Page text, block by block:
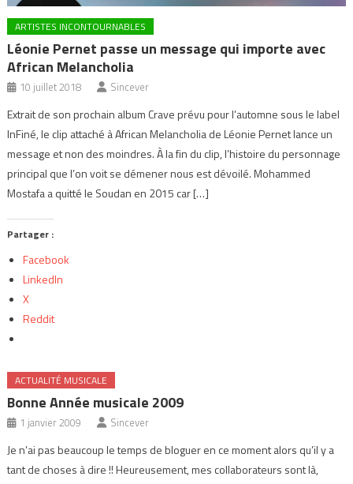
ARTISTES INCONTOURNABLES
Léonie Pernet passe un message qui importe avec
African Melancholia
10 juillet 2018 Sincever
Extrait de son prochain album Crave prévu pour l’automne sous le label
InFiné, le clip attaché à African Melancholia de Léonie Pernet lance un
message et non des moindres. À la fin du clip, l’histoire du personnage
principal que l’on voit se démener nous est dévoilé. Mohammed
Mostafa a quitté le Soudan en 2015 car […]
Partager :
Facebook
LinkedIn
X
Reddit
ACTUALITÉ MUSICALE
Bonne Année musicale 2009
1 janvier 2009 Sincever
Je n’ai pas beaucoup le temps de bloguer en ce moment alors qu’il y a
tant de choses à dire !! Heureusement, mes collaborateurs sont là,